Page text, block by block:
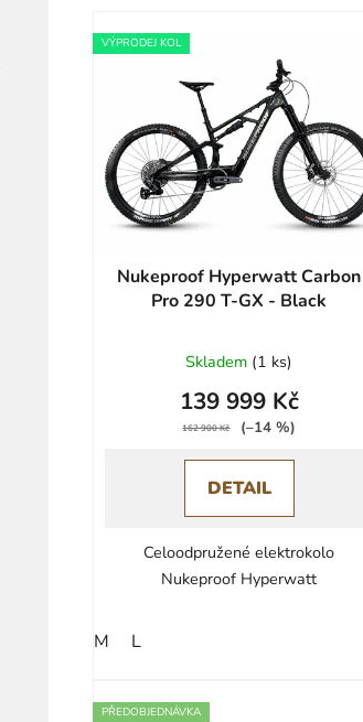
V
ý
p
VÝPRODEJ KOL
Nukeproof Hyperwatt Carbon
Pro 290 T-GX - Black
Skladem (1 ks)
139 999 Kč
162 900 Kč (–14 %)
DETAIL
Celoodpružené elektrokolo
Nukeproof Hyperwatt
M L
PŘEDOBJEDNÁVKA